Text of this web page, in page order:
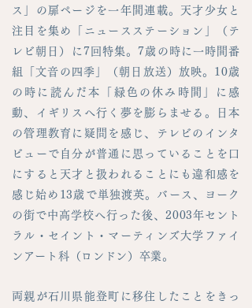
ス」の扉ページを一年間連載。天才少女と
注目を集め「ニュースステーション」（テ
レビ朝日）に7回特集。7歳の時に一時間番
組「文音の四季」（朝日放送）放映。10歳
の時に読んだ本「緑色の休み時間」に感
動、イギリスへ行く夢を膨らませる。日本
の管理教育に疑問を感じ、テレビのインタ
ビューで自分が普通に思っていることを口
にすると天才と扱われることにも違和感を
感じ始め13歳で単独渡英。バース、ヨーク
の街で中高学校へ行った後、2003年セント
ラル・セイント・マーティンズ大学ファイ
ンアート科（ロンドン）卒業。
両親が石川県能登町に移住したことをきっ